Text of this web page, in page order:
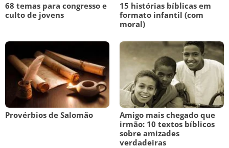
68 temas para congresso e
culto de jovens
15 histórias bíblicas em
formato infantil (com
moral)
Provérbios de Salomão
Amigo mais chegado que
irmão: 10 textos bíblicos
sobre amizades
verdadeiras